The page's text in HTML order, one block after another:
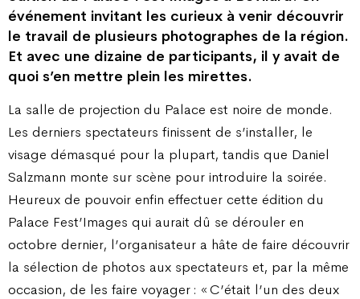
événement invitant les curieux à venir découvrir
le travail de plusieurs photographes de la région.
Et avec une dizaine de participants, il y avait de
quoi s’en mettre plein les mirettes.
La salle de projection du Palace est noire de monde.
Les derniers spectateurs finissent de s’installer, le
visage démasqué pour la plupart, tandis que Daniel
Salzmann monte sur scène pour introduire la soirée.
Heureux de pouvoir enfin effectuer cette édition du
Palace Fest’Images qui aurait dû se dérouler en
octobre dernier, l’organisateur a hâte de faire découvrir
la sélection de photos aux spectateurs et, par la même
occasion, de les faire voyager : « C’était l’un des deux